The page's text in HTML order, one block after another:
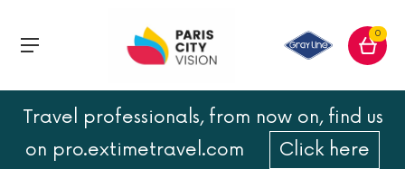
0
Travel professionals, from now on, find us
on pro.extimetravel.com
Click here
Bastilla